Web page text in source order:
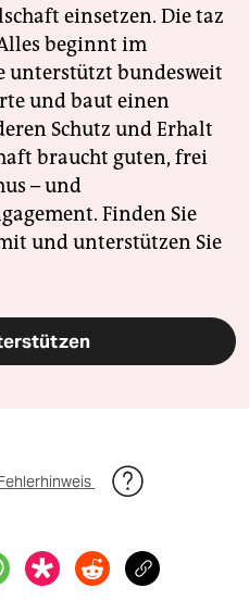
einsetzen. Die taz
beginnt im
unterstützt bundesweit
und baut einen
Schutz und Erhalt
braucht guten, frei
– und
Finden Sie
und unterstützen Sie